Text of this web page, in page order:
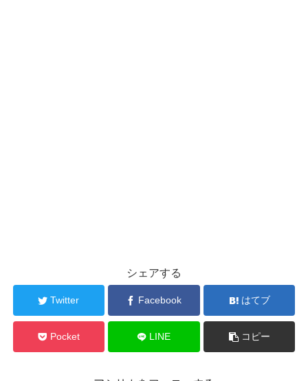
シェアする
Twitter Facebook はてブ
Pocket LINE コピー